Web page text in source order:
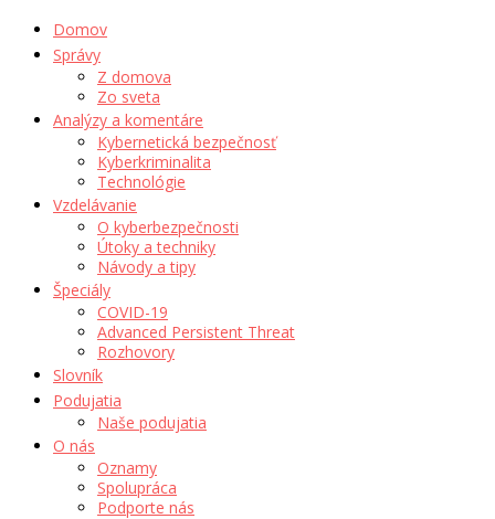
Domov
Správy
Z domova
Zo sveta
Analýzy a komentáre
Kybernetická bezpečnosť
Kyberkriminalita
Technológie
Vzdelávanie
O kyberbezpečnosti
Útoky a techniky
Návody a tipy
Špeciály
COVID-19
Advanced Persistent Threat
Rozhovory
Slovník
Podujatia
Naše podujatia
O nás
Oznamy
Spolupráca
Podporte nás